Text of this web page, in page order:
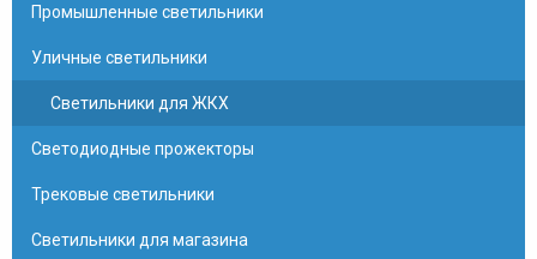
Промышленные светильники
Уличные светильники
Светильники для ЖКХ
Светодиодные прожекторы
Трековые светильники
Светильники для магазина